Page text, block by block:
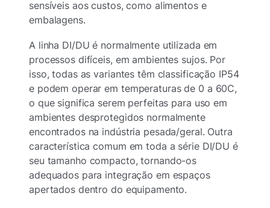
sensíveis aos custos, como alimentos e
embalagens.
A linha DI/DU é normalmente utilizada em
processos difíceis, em ambientes sujos. Por
isso, todas as variantes têm classificação IP54
e podem operar em temperaturas de 0 a 60C,
o que significa serem perfeitas para uso em
ambientes desprotegidos normalmente
encontrados na indústria pesada/geral. Outra
característica comum em toda a série DI/DU é
seu tamanho compacto, tornando-os
adequados para integração em espaços
apertados dentro do equipamento.